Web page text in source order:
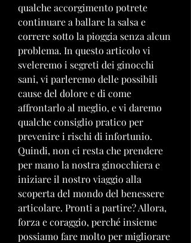
qualche accorgimento potrete
continuare a ballare la salsa e
correre sotto la pioggia senza alcun
problema. In questo articolo vi
sveleremo i segreti dei ginocchi
sani, vi parleremo delle possibili
cause del dolore e di come
affrontarlo al meglio, e vi daremo
qualche consiglio pratico per
prevenire i rischi di infortunio.
Quindi, non ci resta che prendere
per mano la nostra ginocchiera e
iniziare il nostro viaggio alla
scoperta del mondo del benessere
articolare. Pronti a partire? Allora,
forza e coraggio, perché insieme
possiamo fare molto per migliorare